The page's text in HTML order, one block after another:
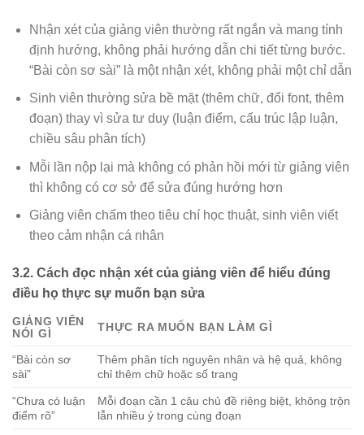
Nhận xét của giảng viên thường rất ngắn và mang tính
định hướng, không phải hướng dẫn chi tiết từng bước.
“Bài còn sơ sài” là một nhận xét, không phải một chỉ dẫn
Sinh viên thường sửa bề mặt (thêm chữ, đổi font, thêm
đoạn) thay vì sửa tư duy (luận điểm, cấu trúc lập luận,
chiều sâu phân tích)
Mỗi lần nộp lại mà không có phản hồi mới từ giảng viên
thì không có cơ sở để sửa đúng hướng hơn
Giảng viên chấm theo tiêu chí học thuật, sinh viên viết
theo cảm nhận cá nhân
3.2. Cách đọc nhận xét của giảng viên để hiểu đúng
điều họ thực sự muốn bạn sửa
GIẢNG VIÊN
NÓI GÌ
THỰC RA MUỐN BẠN LÀM GÌ
“Bài còn sơ
sài”
Thêm phân tích nguyên nhân và hệ quả, không
chỉ thêm chữ hoặc số trang
“Chưa có luận
điểm rõ”
Mỗi đoạn cần 1 câu chủ đề riêng biệt, không trộn
lẫn nhiều ý trong cùng đoạn